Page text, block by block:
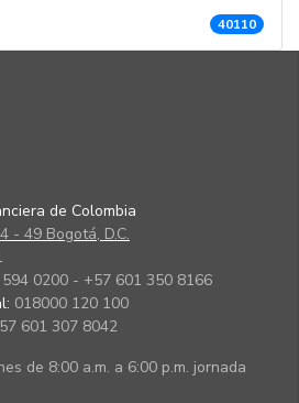
40110
de Colombia
- 49 Bogotá, D.C.
0200 - +57 601 350 8166
018000 120 100
601 307 8042
de 8:00 a.m. a 6:00 p.m. jornada